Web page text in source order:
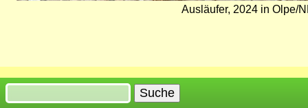
Ausläufer, 2024 in Olpe/
Suche